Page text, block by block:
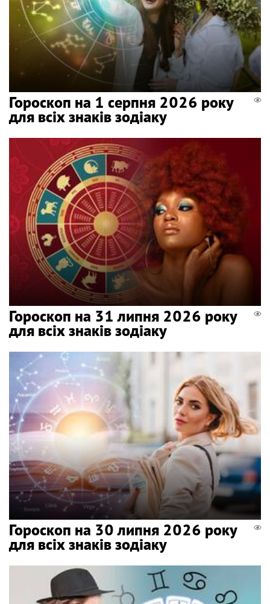
Гороскоп на 1 серпня 2026 року
для всіх знаків зодіаку
Гороскоп на 31 липня 2026 року
для всіх знаків зодіаку
Гороскоп на 30 липня 2026 року
для всіх знаків зодіаку